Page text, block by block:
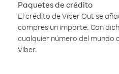
Paquetes de crédito
El crédito de Viber Out se
compres un importe. Con
cualquier número del mundo
Viber.